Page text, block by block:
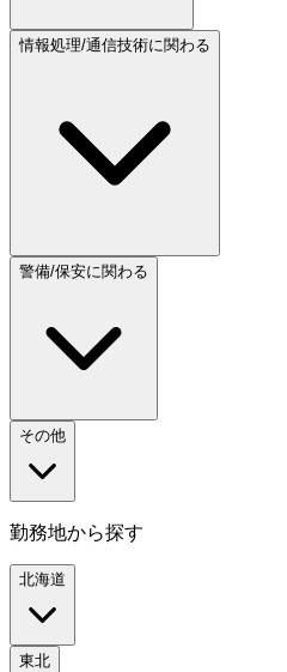
情報処理/通信技術に関わる
警備/保安に関わる
その他
勤務地から探す
北海道
東北